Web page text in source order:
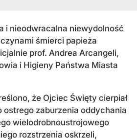
i nieodwracalna niewydolność
śmierci papieża
prof. Andrea Arcangeli,
i Higieny Państwa Miasta
że Ojciec Święty cierpiał
ostrego zaburzenia oddychania
wielodrobnoustrojowego
rozstrzenia oskrzeli,